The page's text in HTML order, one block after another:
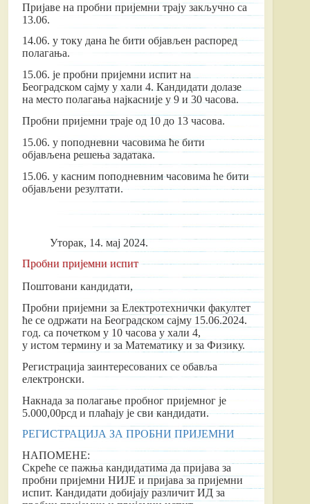
Пријаве на пробни пријемни трају закључно са
13.06.
14.06. у току дана ће бити објављен распоред
полагања.
15.06. је пробни пријемни испит на
Београдском сајму у хали 4. Кандидати долазе
на место полагања најкасније у 9 и 30 часова.
Пробни пријемни траје од 10 до 13 часова.
15.06. у поподневни часовима ће бити
објављена решења задатака.
15.06. у касним поподневним часовима ће бити
објављени резултати.
Уторак, 14. мај 2024.
Пробни пријемни испит
Поштовани кандидати,
Пробни пријемни за Електротехнички факултет
ће се одржати на Београдском сајму 15.06.2024.
год. са почетком у 10 часова у хали 4,
у истом термину и за Математику и за Физику.
Регистрација заинтересованих се обавља
електронски.
Накнада за полагање пробног пријемног је
5.000,00рсд и плаћају је сви кандидати.
РЕГИСТРАЦИЈА ЗА ПРОБНИ ПРИЈЕМНИ
НАПОМЕНЕ:
Скреће се пажња кандидатима да пријава за
пробни пријемни НИЈЕ и пријава за пријемни
испит. Кандидати добијају различит ИД за